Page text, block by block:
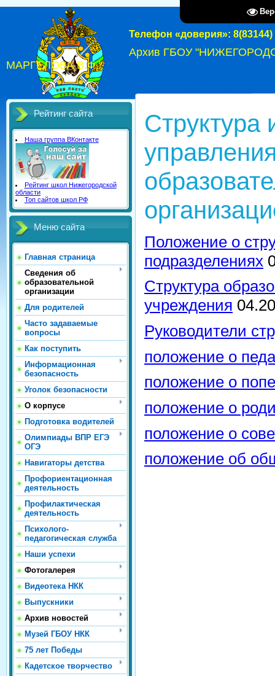
Телефон «доверия»: 8(83144)
Архив ГБОУ
МАРГЕЛОВА В.Ф."
Рейтинг сайта
Наша группа ВКонтакте
Рейтинг школ Нижегородской
области
Топ сайтов школ РФ
Меню сайта
Главная страница
Сведения об
образовательной
организации
Для родителей
Часто задаваемые
вопросы
Как поступить
Информационная
безопасность
Уголок безопасности
О корпусе
Подготовка водителей
Олимпиады ВПР ЕГЭ
ОГЭ
Навигаторы детства
Профориентационная
деятельность
Профилактическая
деятельность
Психолого-
педагогическая служба
Наши успехи
Фотогалерея
Видеотека НКК
Выпускники
Архив новостей
Музей ГБОУ НКК
75 лет Победы
Кадетское творчество
Структура
Положение о
подразделениях
Структура
учреждения
Руководители
положение о
положение о
положение о
положение о
положение об